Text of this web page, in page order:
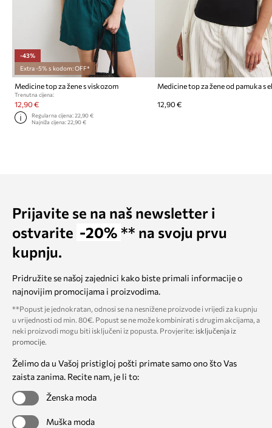
-43%
Extra -5% s kodom: OFF*
Medicine top za žene s viskozom
Trenutna cijena:
12,90 €
Regularna cijena:22,90 €
Najniža cijena:22,90 €
12,90 €
Prijavite se na naš newsletter i
ostvarite -20% ** na svoju prvu
kupnju.
Pridružite se našoj zajednici kako biste primali informacije o
najnovijim promocijama i proizvodima.
**Popust je jednokratan, odnosi se na nesnižene proizvode i vrijedi za kupnju
u vrijednosti od min. 80€. Popust se ne može kombinirati s drugim akcijama, a
neki proizvodi mogu biti isključeni iz popusta. Provjerite: isključenja iz
promocije.
Želimo da u Vašoj pristigloj pošti primate samo ono što Vas
zaista zanima. Recite nam, je li to:
Ženska moda
Muška moda